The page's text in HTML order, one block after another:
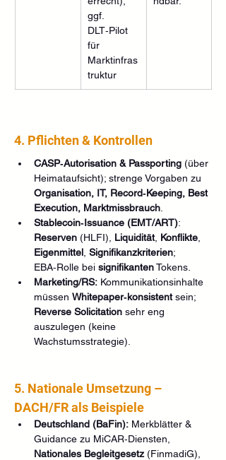
ggf.
DLT‑Pilot
für
Marktinfras
truktur
4. Pflichten & Kontrollen
CASP‑Autorisation & Passporting (über
Heimataufsicht); strenge Vorgaben zu
Organisation, IT, Record‑Keeping, Best
Execution, Marktmissbrauch
Stablecoin‑Issuance (EMT/ART):
Reserven (HLFI), Liquidität, Konflikte
Eigenmittel Signifikanzkriterien;
EBA‑Rolle bei signifikanten Tokens.
Marketing/RS: Kommunikationsinhalte
müssen Whitepaper‑konsistent sein;
Reverse Solicitation sehr eng
auszulegen (keine
Wachstumsstrategie).
5. Nationale Umsetzung –
DACH/FR als Beispiele
Deutschland (BaFin): Merkblätter &
Guidance zu MiCAR‑Diensten,
Nationales Begleitgesetz (FinmadiG),